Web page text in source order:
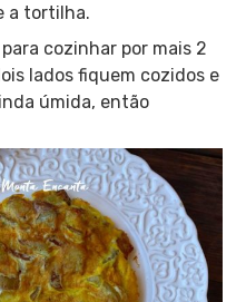
a tortilha.
cozinhar por mais 2
lados fiquem cozidos e
úmida, então